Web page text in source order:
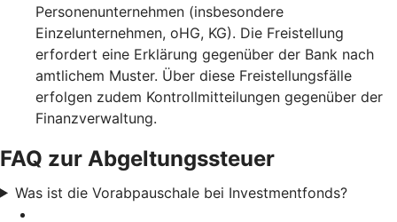
Personenunternehmen (insbesondere
Einzelunternehmen, oHG, KG). Die Freistellung
erfordert eine Erklärung gegenüber der Bank nach
amtlichem Muster. Über diese Freistellungsfälle
erfolgen zudem Kontrollmitteilungen gegenüber der
Finanzverwaltung.
FAQ zur Abgeltungssteuer
Was ist die Vorabpauschale bei Investmentfonds?